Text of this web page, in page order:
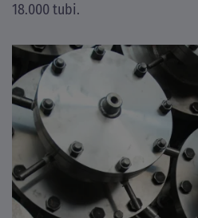
18.000 tubi.